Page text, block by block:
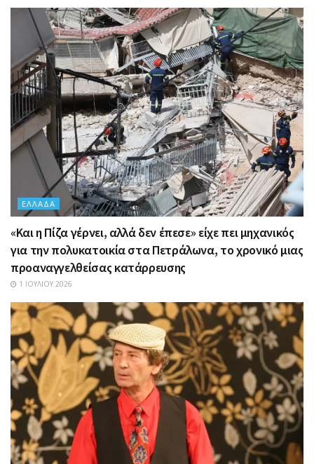
ΕΛΛΆΔΑ
«Και η Πίζα γέρνει, αλλά δεν έπεσε» είχε πει μηχανικός
για την πολυκατοικία στα Πετράλωνα, το χρονικό μιας
προαναγγελθείσας κατάρρευσης
1 ΙΟΥΛΊΟΥ 2026